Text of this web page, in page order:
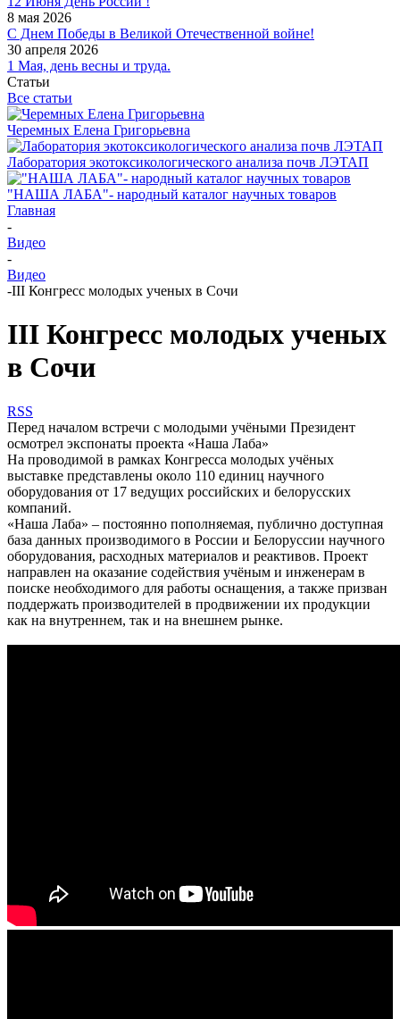
8 мая 2026
С Днем Победы в Великой Отечественной войне!
30 апреля 2026
1 Мая, день весны и труда.
Статьи
Все статьи
Черемных Елена Григорьевна
Лаборатория экотоксикологического анализа почв ЛЭТАП
"НАША ЛАБА"- народный каталог научных товаров
Главная
-
Видео
-
Видео
-III Конгресс молодых ученых в Сочи
III Конгресс молодых ученых
в Сочи
RSS
Перед началом встречи с молодыми учёными Президент
осмотрел экспонаты проекта «Наша Лаба»
На проводимой в рамках Конгресса молодых учёных
выставке представлены около 110 единиц научного
оборудования от 17 ведущих российских и белорусских
компаний.
«Наша Лаба» – постоянно пополняемая, публично доступная
база данных производимого в России и Белоруссии научного
оборудования, расходных материалов и реактивов. Проект
направлен на оказание содействия учёным и инженерам в
поиске необходимого для работы оснащения, а также призван
поддержать производителей в продвижении их продукции
как на внутреннем, так и на внешнем рынке.